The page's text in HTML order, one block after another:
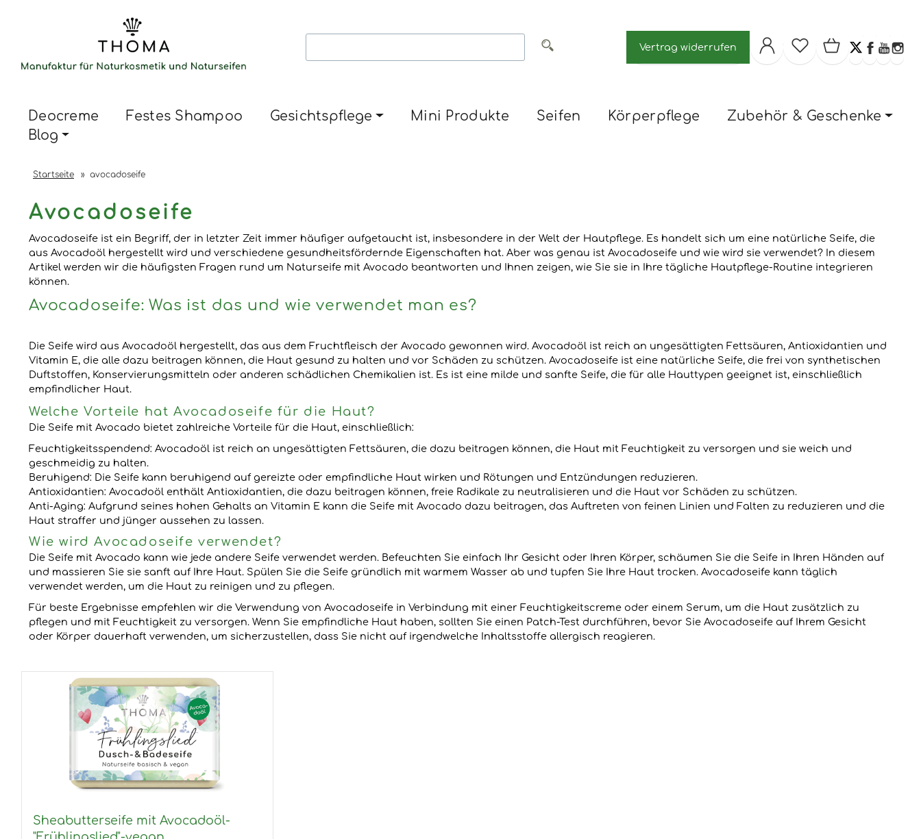
Vertrag widerrufen
Deocreme Festes Shampoo Gesichtspflege Mini Produkte Seifen Körperpflege
Zubehör & Geschenke
Blog
Startseite » avocadoseife
Avocadoseife
Avocadoseife ist ein Begriff, der in letzter Zeit immer häufiger aufgetaucht ist, insbesondere in der Welt der Hautpflege. Es handelt sich um eine natürliche Seife, die
aus Avocadoöl hergestellt wird und verschiedene gesundheitsfördernde Eigenschaften hat. Aber was genau ist Avocadoseife und wie wird sie verwendet? In diesem
Artikel werden wir die häufigsten Fragen rund um Naturseife mit Avocado beantworten und Ihnen zeigen, wie Sie sie in Ihre tägliche Hautpflege-Routine integrieren
können.
Avocadoseife: Was ist das und wie verwendet man es?
Die Seife wird aus Avocadoöl hergestellt, das aus dem Fruchtfleisch der Avocado gewonnen wird. Avocadoöl ist reich an ungesättigten Fettsäuren, Antioxidantien und
Vitamin E, die alle dazu beitragen können, die Haut gesund zu halten und vor Schäden zu schützen. Avocadoseife ist eine natürliche Seife, die frei von synthetischen
Duftstoffen, Konservierungsmitteln oder anderen schädlichen Chemikalien ist. Es ist eine milde und sanfte Seife, die für alle Hauttypen geeignet ist, einschließlich
empfindlicher Haut.
Welche Vorteile hat Avocadoseife für die Haut?
Die Seife mit Avocado bietet zahlreiche Vorteile für die Haut, einschließlich:
Feuchtigkeitsspendend: Avocadoöl ist reich an ungesättigten Fettsäuren, die dazu beitragen können, die Haut mit Feuchtigkeit zu versorgen und sie weich und
geschmeidig zu halten.
Beruhigend: Die Seife kann beruhigend auf gereizte oder empfindliche Haut wirken und Rötungen und Entzündungen reduzieren.
Antioxidantien: Avocadoöl enthält Antioxidantien, die dazu beitragen können, freie Radikale zu neutralisieren und die Haut vor Schäden zu schützen.
Anti-Aging: Aufgrund seines hohen Gehalts an Vitamin E kann die Seife mit Avocado dazu beitragen, das Auftreten von feinen Linien und Falten zu reduzieren und die
Haut straffer und jünger aussehen zu lassen.
Wie wird Avocadoseife verwendet?
Die Seife mit Avocado kann wie jede andere Seife verwendet werden. Befeuchten Sie einfach Ihr Gesicht oder Ihren Körper, schäumen Sie die Seife in Ihren Händen auf
und massieren Sie sie sanft auf Ihre Haut. Spülen Sie die Seife gründlich mit warmem Wasser ab und tupfen Sie Ihre Haut trocken. Avocadoseife kann täglich
verwendet werden, um die Haut zu reinigen und zu pflegen.
Für beste Ergebnisse empfehlen wir die Verwendung von Avocadoseife in Verbindung mit einer Feuchtigkeitscreme oder einem Serum, um die Haut zusätzlich zu
pflegen und mit Feuchtigkeit zu versorgen. Wenn Sie empfindliche Haut haben, sollten Sie einen Patch-Test durchführen, bevor Sie Avocadoseife auf Ihrem Gesicht
oder Körper dauerhaft verwenden, um sicherzustellen, dass Sie nicht auf irgendwelche Inhaltsstoffe allergisch reagieren.
Sheabutterseife mit Avocadoöl-